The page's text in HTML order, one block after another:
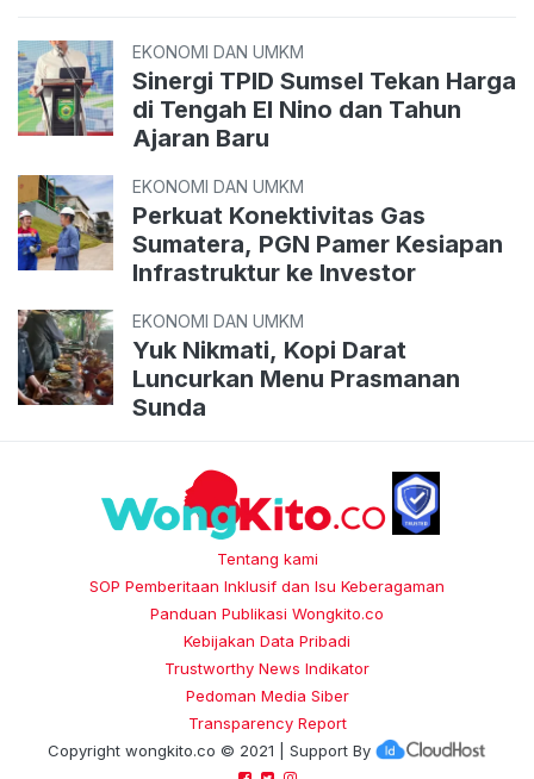
EKONOMI DAN UMKM
Sinergi TPID Sumsel Tekan Harga
di Tengah El Nino dan Tahun
Ajaran Baru
EKONOMI DAN UMKM
Perkuat Konektivitas Gas
Sumatera, PGN Pamer Kesiapan
Infrastruktur ke Investor
EKONOMI DAN UMKM
Yuk Nikmati, Kopi Darat
Luncurkan Menu Prasmanan
Sunda
Tentang kami
SOP Pemberitaan Inklusif dan Isu Keberagaman
Panduan Publikasi Wongkito.co
Kebijakan Data Pribadi
Trustworthy News Indikator
Pedoman Media Siber
Transparency Report
Copyright wongkito.co © 2021 | Support By